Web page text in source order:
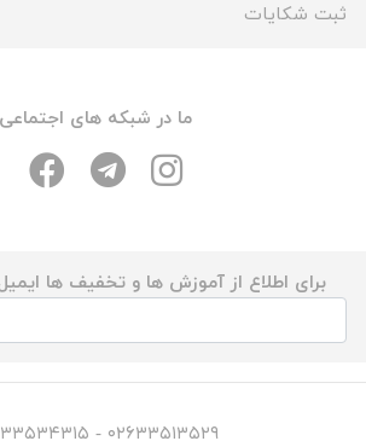
ثبت شکایات
ما در شبکه های اجتماعی
برای اطلاع از آموزش ها و تخفیف ها ایمیل
۰۲۶۳۳۵۱۳۵۲۹ - ۰۲۶۳۳۵۳۴۳۱۵